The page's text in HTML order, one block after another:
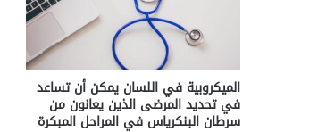
الميكروبية في اللسان يمكن أن تساعد
في تحديد المرضى الذين يعانون من
سرطان البنكرياس في المراحل المبكرة